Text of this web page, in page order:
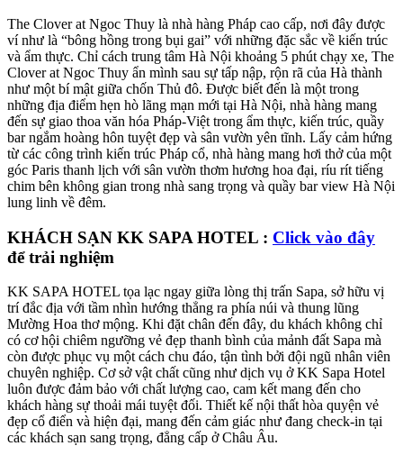
The Clover at Ngoc Thuy là nhà hàng Pháp cao cấp, nơi đây được
ví như là “bông hồng trong bụi gai” với những đặc sắc về kiến trúc
và ẩm thực. Chỉ cách trung tâm Hà Nội khoảng 5 phút chạy xe, The
Clover at Ngoc Thuy ẩn mình sau sự tấp nập, rộn rã của Hà thành
như một bí mật giữa chốn Thủ đô. Được biết đến là một trong
những địa điểm hẹn hò lãng mạn mới tại Hà Nội, nhà hàng mang
đến sự giao thoa văn hóa Pháp-Việt trong ẩm thực, kiến trúc, quầy
bar ngắm hoàng hôn tuyệt đẹp và sân vườn yên tĩnh. Lấy cảm hứng
từ các công trình kiến trúc Pháp cổ, nhà hàng mang hơi thở của một
góc Paris thanh lịch với sân vườn thơm hương hoa đại, ríu rít tiếng
chim bên không gian trong nhà sang trọng và quầy bar view Hà Nội
lung linh về đêm.
KHÁCH SẠN KK SAPA HOTEL : Click vào đây
để trải nghiệm
KK SAPA HOTEL tọa lạc ngay giữa lòng thị trấn Sapa, sở hữu vị
trí đắc địa với tầm nhìn hướng thẳng ra phía núi và thung lũng
Mường Hoa thơ mộng. Khi đặt chân đến đây, du khách không chỉ
có cơ hội chiêm ngưỡng vẻ đẹp thanh bình của mảnh đất Sapa mà
còn được phục vụ một cách chu đáo, tận tình bởi đội ngũ nhân viên
chuyên nghiệp. Cơ sở vật chất cũng như dịch vụ ở KK Sapa Hotel
luôn được đảm bảo với chất lượng cao, cam kết mang đến cho
khách hàng sự thoải mái tuyệt đối. Thiết kế nội thất hòa quyện vẻ
đẹp cổ điển và hiện đại, mang đến cảm giác như đang check-in tại
các khách sạn sang trọng, đẳng cấp ở Châu Âu.